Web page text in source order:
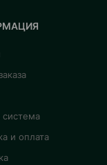
и оплата